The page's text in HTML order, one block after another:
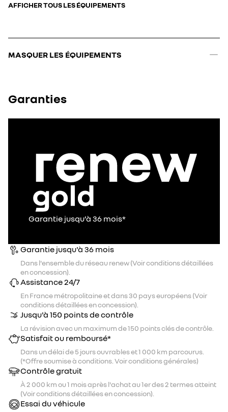
MASQUER LES ÉQUIPEMENTS
AFFICHER TOUS LES ÉQUIPEMENTS
Garanties
Garantie jusqu’à 36 mois*
Garantie jusqu'à 36 mois
Dans l'ensemble du réseau renew (Voir conditions détaillées
en concession).
Assistance 24/7
En France métropolitaine et dans 30 pays européens (Voir
conditions détaillées en concession).
Jusqu'à 150 points de contrôle
La révision avec un maximum de 150 points clés de contrôle.
Satisfait ou remboursé*
Dans un délai de 5 jours ouvrables et 1 000 km parcourus.
(*Offre soumise à conditions. Voir conditions générales)
Contrôle gratuit
À 2 000 km ou 1 mois après l'achat au 1er des 2 termes atteint
(Voir conditions détaillées en concession).
Essai du véhicule